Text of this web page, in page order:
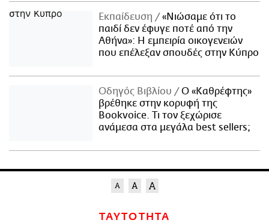
Εκπαίδευση
«Νιώσαμε ότι το
παιδί δεν έφυγε ποτέ από την
Αθήνα»: Η εμπειρία οικογενειών
που επέλεξαν σπουδές στην Κύπρο
Οδηγός Βιβλίου
Ο «Καθρέφτης»
βρέθηκε στην κορυφή της
Bookvoice. Τι τον ξεχώρισε
ανάμεσα στα μεγάλα best sellers;
ΤΑΥΤΟΤΗΤΑ